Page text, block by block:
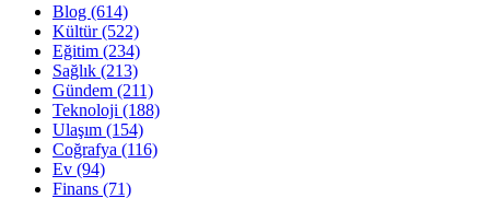
Blog (614)
Kültür(522)
Eğitim (234)
Sağlık (213)
Gündem (211)
Teknoloji (188)
Ulaşım (154)
Coğrafya (116)
Ev (94)
Finans (71)